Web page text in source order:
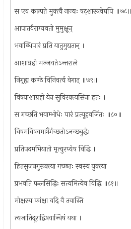
स एव कल्पते मुक्त्यै नान्यः षट्शास्त्रवेद्यपि ॥७८॥
आपातवैराग्यवतो मुमुक्षून्
भवाब्धिपारं प्रति यातुमुद्यतान् ।
आशाग्रहो मज्जयतेऽन्तराले
निगृह्य कण्ठे विनिवर्त्य वेगात् ॥७९॥
विषयाशाग्रहो येन सुविरक्त्यसिना हतः ।
स गच्छति भवाम्भोधेः पारं प्रत्यूहवर्जितः ॥८०॥
विषमविषयमार्गैर्गच्छतोऽनच्छबुद्धेः
प्रतिपदमभियातो मृत्युरप्येष विद्धि ।
हितसुजनगुरूक्त्या गच्छतः स्वस्य युक्त्या
प्रभवति फलसिद्धिः सत्यमित्येव विद्धि ॥८१॥
मोक्षस्य कांक्षा यदि वै तवास्ति
त्यजातिदूराद्विषयान्विषं यथा ।